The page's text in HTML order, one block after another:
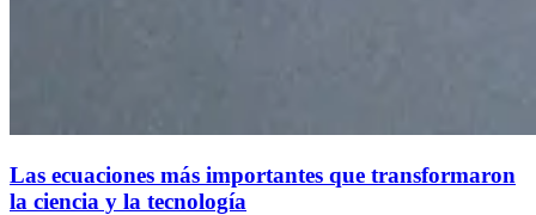
Las ecuaciones más importantes que transformaron
la ciencia y la tecnología